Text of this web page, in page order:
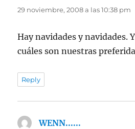
29 noviembre, 2008 a las 10:38 pm
Hay navidades y navidades.
cuáles son nuestras
Reply
WENN......